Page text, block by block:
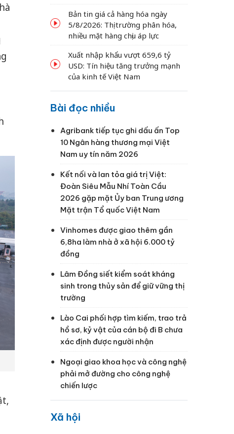
Bản tin giá cả hàng hóa ngày
5/8/2026: Thị trường phân hóa,
nhiều mặt hàng chịu áp lực
Xuất nhập khẩu vượt 659,6 tỷ
USD: Tín hiệu tăng trưởng mạnh
của kinh tế Việt Nam
Bài đọc nhiều
Agribank tiếp tục ghi dấu ấn Top
10 Ngân hàng thương mại Việt
Nam uy tín năm 2026
Kết nối và lan tỏa giá trị Việt:
Đoàn Siêu Mẫu Nhí Toàn Cầu
2026 gặp mặt Ủy ban Trung ương
Mặt trận Tổ quốc Việt Nam
Vinhomes được giao thêm gần
6,8ha làm nhà ở xã hội 6.000 tỷ
đồng
Lâm Đồng siết kiểm soát kháng
sinh trong thủy sản để giữ vững thị
trường
Lào Cai phối hợp tìm kiếm, trao trả
hồ sơ, kỷ vật của cán bộ đi B chưa
xác định được người nhận
Ngoại giao khoa học và công nghệ
phải mở đường cho công nghệ
chiến lược
Xã hội